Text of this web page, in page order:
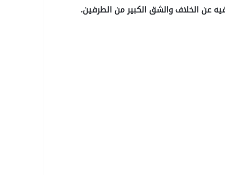
عن الخلاف والشق الكبير من الطرفين.